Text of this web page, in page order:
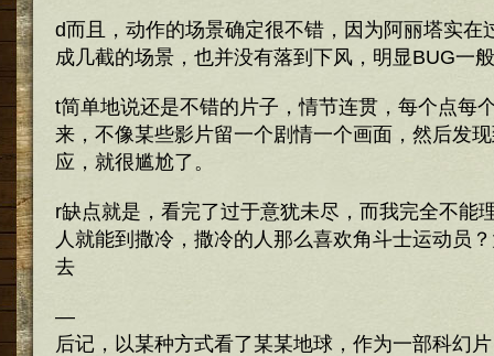
d而且，动作的场景确定很不错，因为阿丽塔实在
成几截的场景，也并没有落到下风，明显BUG一
t简单地说还是不错的片子，情节连贯，每个点每
来，不像某些影片留一个剧情一个画面，然后发
应，就很尴尬了。
r缺点就是，看完了过于意犹未尽，而我完全不能
人就能到撒冷，撒冷的人那么喜欢角斗士运动员
去
—
后记，以某种方式看了某某地球，作为一部科幻